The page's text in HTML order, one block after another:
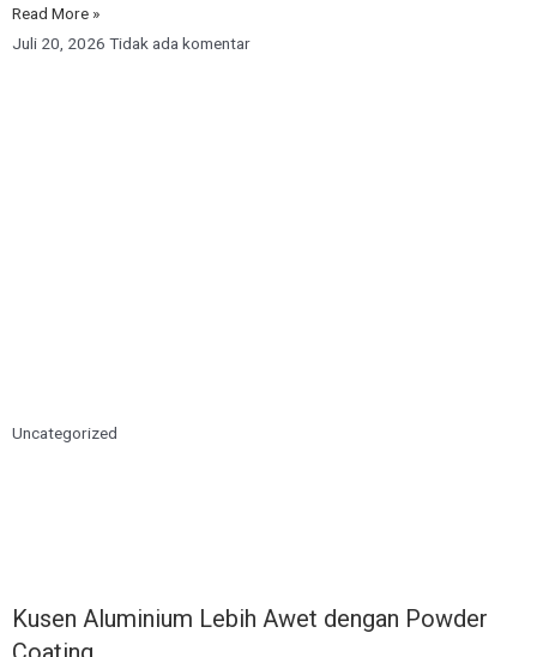
Read More »
Juli 20, 2026 Tidak ada komentar
Uncategorized
Kusen Aluminium Lebih Awet dengan Powder